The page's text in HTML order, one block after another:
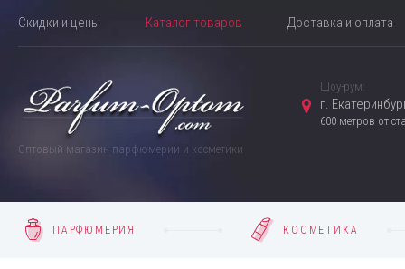
Скидки и цены Каталог товаров Доставка и оплата
Оптовый магазин парфюмерии и косметики
Шоу-рум:
г.
600 метров от
ПАРФЮМЕРИЯ КОСМЕТИКА